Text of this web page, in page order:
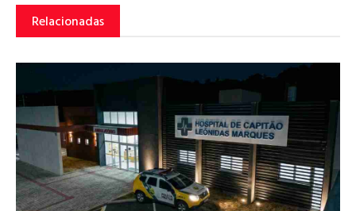
Relacionadas